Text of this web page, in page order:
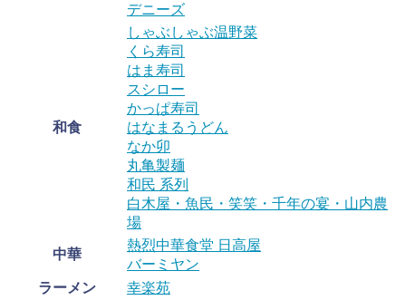
デニーズ
和食
しゃぶしゃぶ温野菜
くら寿司
はま寿司
スシロー
かっぱ寿司
はなまるうどん
なか卯
丸亀製麺
和民 系列
白木屋・魚民・笑笑・千年の宴・山内農
場
中華
熱烈中華食堂 日高屋
バーミヤン
ラーメン
幸楽苑